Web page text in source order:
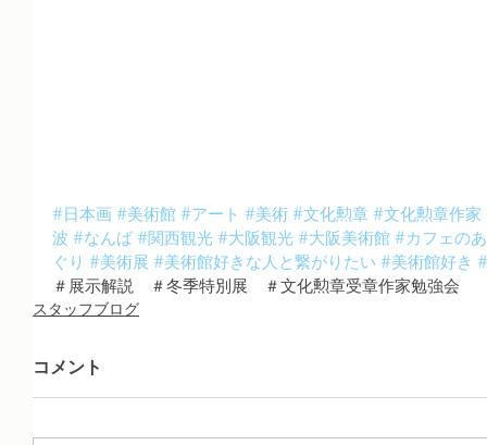
#日本画 #美術館 #アート #美術 #文化勲章 #文化勲章作家
波 #なんば #関西観光 #大阪観光 #大阪美術館 #カフェの
ぐり #美術展 #美術館好きな人と繋がりたい #美術館好き
＃展示解説　＃冬季特別展　＃文化勲章受章作家勉強会
スタッフブログ
コメント